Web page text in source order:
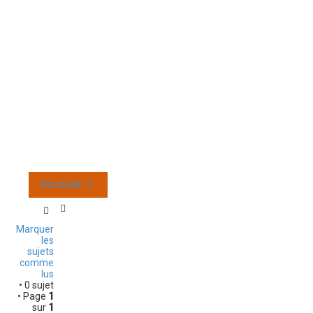
Verrouillé
Marquer
les
sujets
comme
lus
• 0 sujet
• Page 1
sur 1